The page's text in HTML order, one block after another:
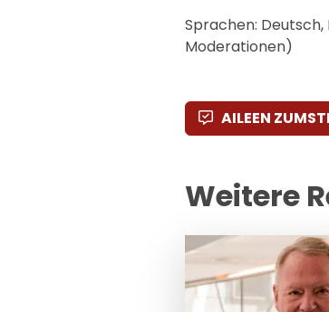
Sprachen:
Moderationen)
AILEEN
Weitere